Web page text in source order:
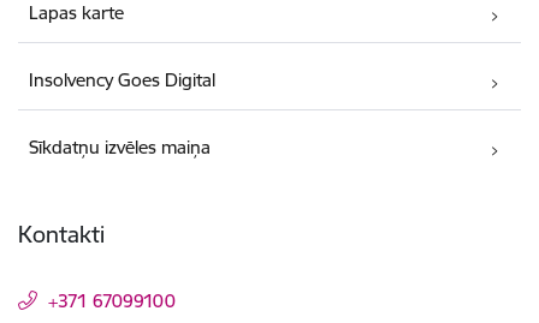
Lapas karte
Insolvency Goes Digital
Sīkdatņu izvēles maiņa
Kontakti
+371 67099100